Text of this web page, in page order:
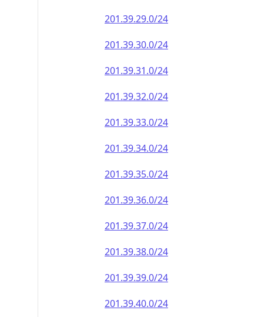
201.39.29.0/24
201.39.30.0/24
201.39.31.0/24
201.39.32.0/24
201.39.33.0/24
201.39.34.0/24
201.39.35.0/24
201.39.36.0/24
201.39.37.0/24
201.39.38.0/24
201.39.39.0/24
201.39.40.0/24